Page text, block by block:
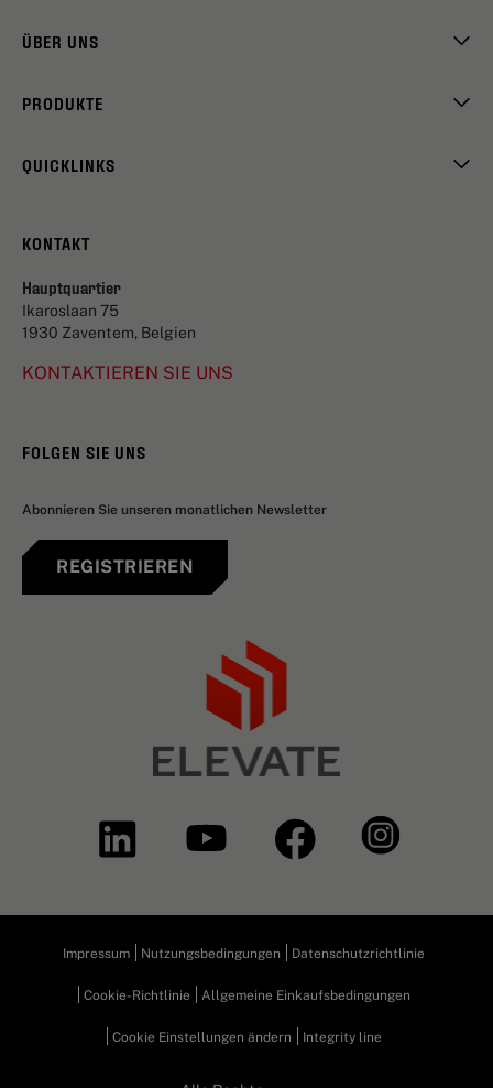
ÜBER UNS
PRODUKTE
QUICKLINKS
KONTAKT
Hauptquartier
Ikaroslaan 75
1930 Zaventem, Belgien
KONTAKTIEREN SIE UNS
FOLGEN SIE UNS
Abonnieren Sie unseren monatlichen Newsletter
REGISTRIEREN
Impressum Nutzungsbedingungen Datenschutzrichtlinie
Cookie-Richtlinie Allgemeine Einkaufsbedingungen
Cookie Einstellungen ändern Integrity line